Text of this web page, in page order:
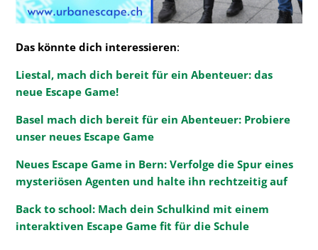
Das könnte dich interessieren:
Liestal, mach dich bereit für ein Abenteuer: das
neue Escape Game!
Basel mach dich bereit für ein Abenteuer: Probiere
unser neues Escape Game
Neues Escape Game in Bern: Verfolge die Spur eines
mysteriösen Agenten und halte ihn rechtzeitig auf
Back to school: Mach dein Schulkind mit einem
interaktiven Escape Game fit für die Schule